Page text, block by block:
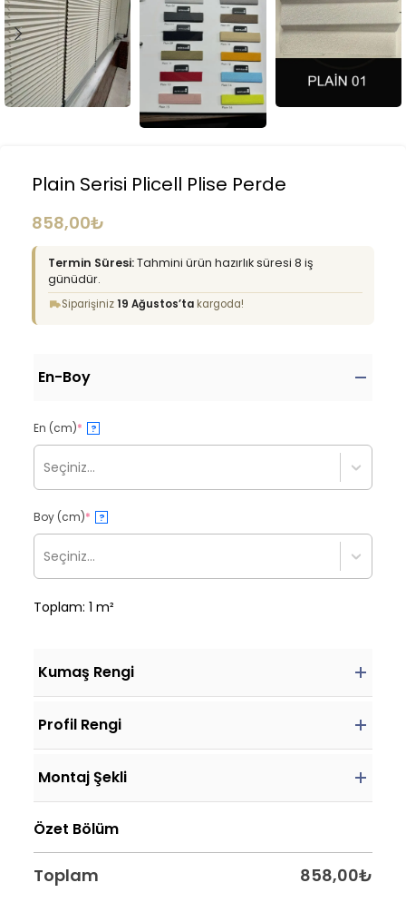
Plain Serisi Plicell Plise Perde
858,00₺
Termin Süresi:Tahmini ürün hazırlık süresi 8 iş
günüdür.
Siparişiniz19 Ağustos’ta kargoda!
En-Boy
En (cm)* ?
Seçiniz...
Boy (cm)* ?
Seçiniz...
Toplam: 1 m²
Kumaş Rengi
Profil Rengi
Montaj Şekli
Özet Bölüm
Toplam 858,00₺